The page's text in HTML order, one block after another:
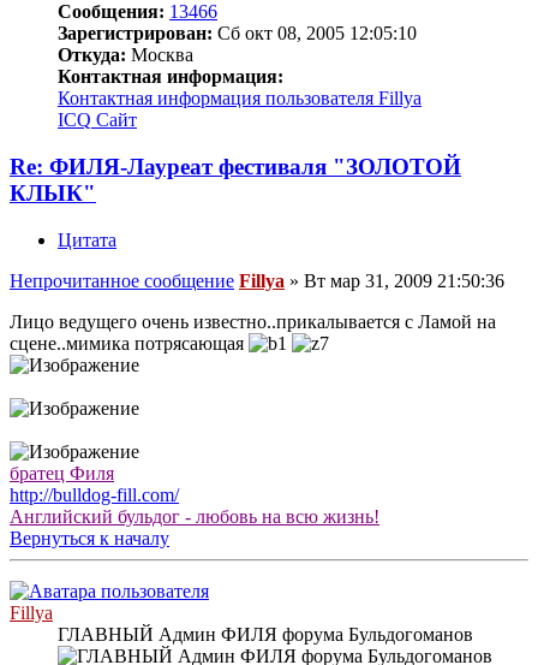
Сообщения: 13466
Зарегистрирован: Сб окт 08, 2005 12:05:10
Откуда: Москва
Контактная информация:
Контактная информация пользователя Fillya
ICQ Сайт
Re: ФИЛЯ-Лауреат фестиваля "ЗОЛОТОЙ
КЛЫК"
Цитата
Непрочитанное сообщение Fillya » Вт мар 31, 2009 21:50:36
Лицо ведущего очень известно..прикалывается с Ламой на
сцене..мимика потрясающая
братец Филя
http://bulldog-fill.com/
Английский бульдог - любовь на всю жизнь!
Вернуться к началу
Fillya
ГЛАВНЫЙ Админ ФИЛЯ форума Бульдогоманов